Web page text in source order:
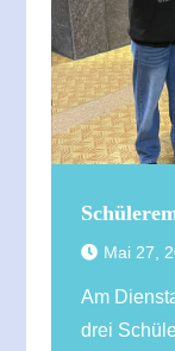
Mai 27,
Am
drei